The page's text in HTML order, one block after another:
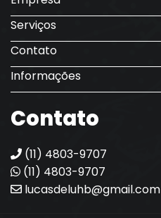
Serviços
Contato
Informações
Contato
(11) 4803-9707
(11) 4803-9707
lucasdeluhb@gmail.com